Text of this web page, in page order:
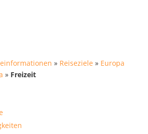
» Reiseziele» Europa
» Freizeit